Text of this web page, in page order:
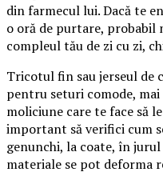
din farmecul lui. Dacă te
o oră de purtare, probabil
compleul tău de zi cu zi,
Tricotul fin sau jerseul
pentru seturi comode, mai
moliciune care te face să
important să verifici cum
genunchi, la coate, în
materiale se pot deforma